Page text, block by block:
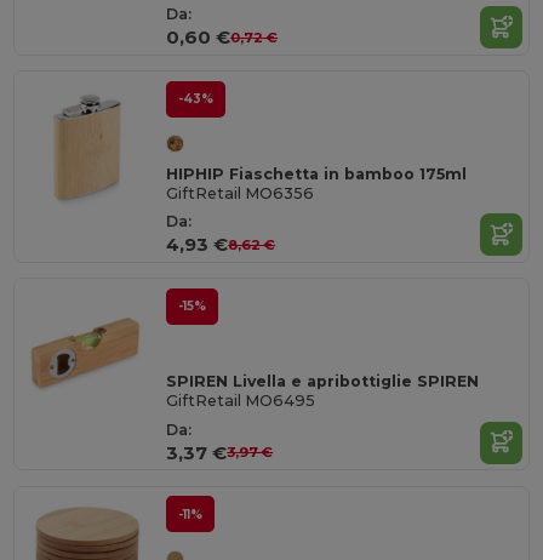
Da:
0,60 €0,72 €
-43%
HIPHIP Fiaschetta in bamboo 175ml
GiftRetail MO6356
Da:
4,93 €8,62 €
-15%
SPIREN Livella e apribottiglie SPIREN
GiftRetail MO6495
Da:
3,37 €3,97 €
-11%